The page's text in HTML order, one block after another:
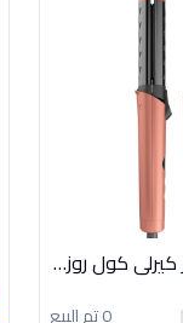
C1 مكواة شعر كيرلى كول روز جولد راش براش
0 تم البيع